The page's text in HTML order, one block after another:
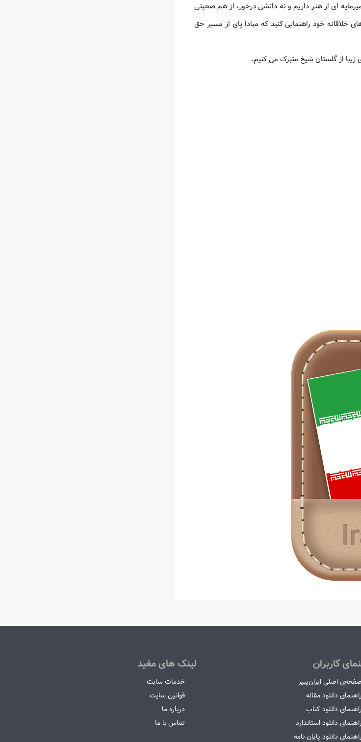
ای از هنر داریم و نه دانشی درخور، از هم صحبتی
خود راهنمایی کنید که مبادا پای از مسیر حق
از گلستان شیخ متبرک می کنیم.
کاربران
صفحه‌ی اصلی ایران‌پیپر
راهنمای دانلود مقاله
راهنمای دانلود کتاب
راهنمای دانلود استاندارد
راهنمای دانلود پایان نامه
لینک های مفید
خدمات سایت
قوانین سایت
درباره ما
تماس با ما